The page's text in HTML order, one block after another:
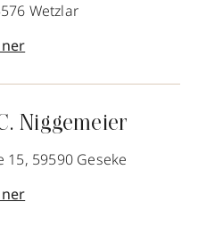
Wetzlar
Niggemeier
15, 59590 Geseke